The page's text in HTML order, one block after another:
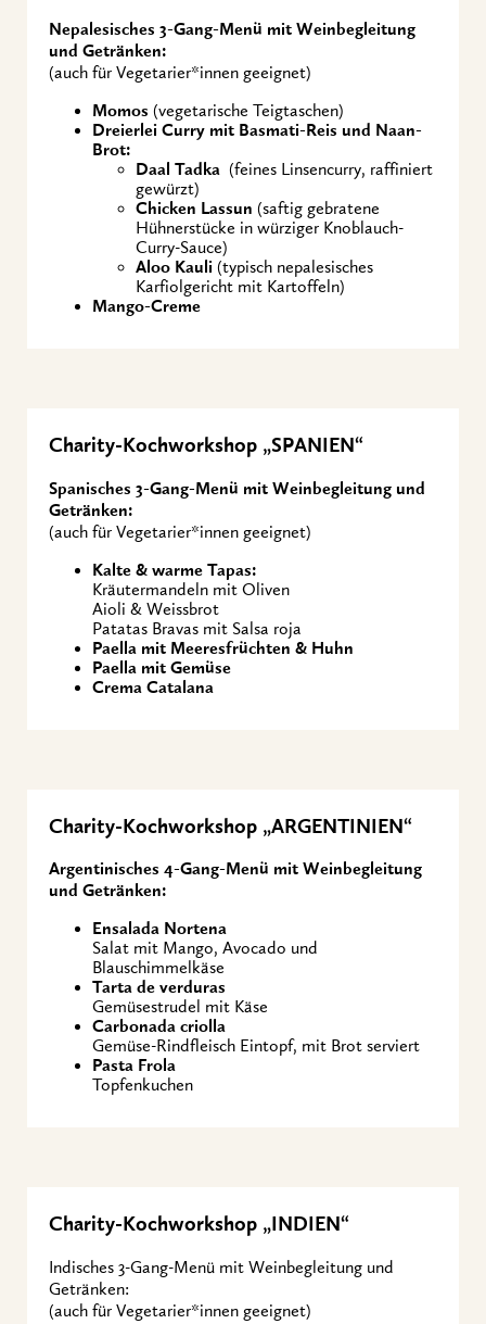
Nepalesisches 3-Gang-Menü mit Weinbegleitung
und Getränken:
(auch für Vegetarier*innen geeignet)
Momos (vegetarische Teigtaschen)
Dreierlei Curry mit Basmati-Reis und Naan-
Brot:
Daal Tadka (feines Linsencurry, raffiniert
gewürzt)
Chicken Lassun (saftig gebratene
Hühnerstücke in würziger Knoblauch-
Curry-Sauce)
Aloo Kauli (typisch nepalesisches
Karfiolgericht mit Kartoffeln)
Mango-Creme
Charity-Kochworkshop „SPANIEN“
Spanisches 3-Gang-Menü mit Weinbegleitung und
Getränken:
(auch für Vegetarier*innen geeignet)
Kalte & warme Tapas:
Kräutermandeln mit Oliven
Aioli & Weissbrot
Patatas Bravas mit Salsa roja
Paella mit Meeresfrüchten & Huhn
Paella mit Gemüse
Crema Catalana
Charity-Kochworkshop „ARGENTINIEN“
Argentinisches 4-Gang-Menü mit Weinbegleitung
und Getränken:
Ensalada Nortena
Salat mit Mango, Avocado und
Blauschimmelkäse
Tarta de verduras
Gemüsestrudel mit Käse
Carbonada criolla
Gemüse-Rindfleisch Eintopf, mit Brot serviert
Pasta Frola
Topfenkuchen
Charity-Kochworkshop „INDIEN“
Indisches 3-Gang-Menü mit Weinbegleitung und
Getränken:
(auch für Vegetarier*innen geeignet)